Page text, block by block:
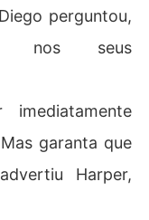
perguntou,
nos seus
garanta que
Harper,